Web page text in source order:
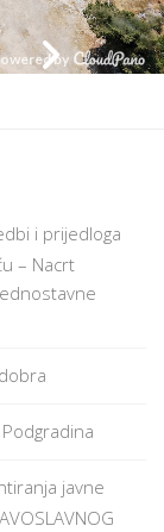
i prijedloga
– Nacrt
javne